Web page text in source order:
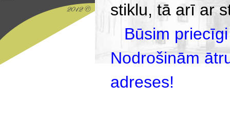
stiklu, tā arī ar
Būsim
Nodrošinām
adreses!